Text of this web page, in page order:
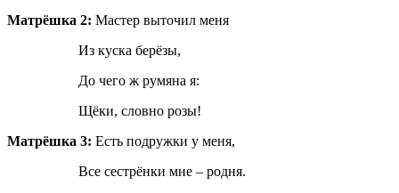
Матрёшка 2: Мастер выточил меня
Из куска берёзы,
До чего ж румяна я:
Щёки, словно розы!
Матрёшка 3: Есть подружки у меня,
Все сестрёнки мне – родня.